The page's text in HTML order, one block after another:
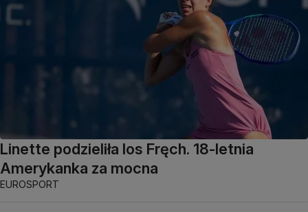
Linette podzieliła los Fręch. 18-letnia
Amerykanka za mocna
EUROSPORT